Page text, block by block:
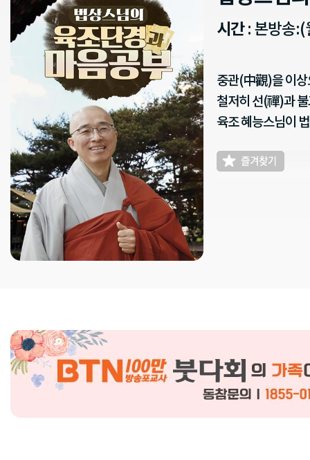
시간: 본방송
중관(中觀)을 이
철저히 선(禪)과
육조 혜능스님이